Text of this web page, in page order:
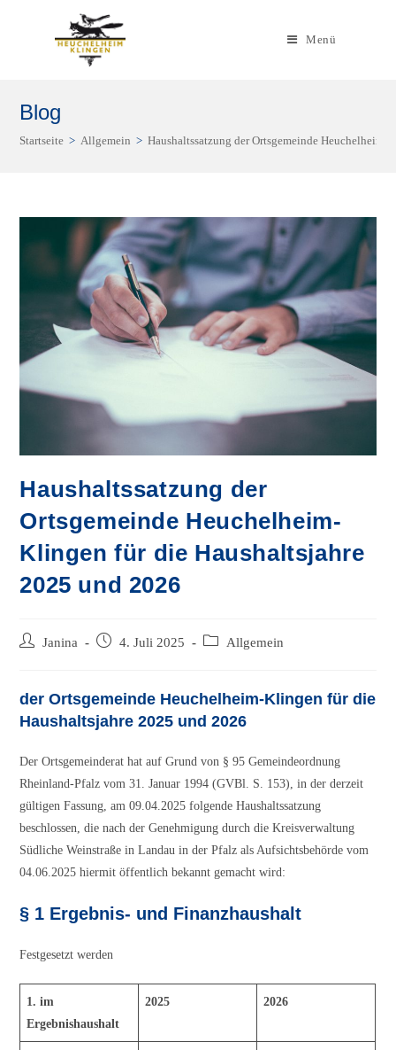
Menü
Blog
Startseite > Allgemein > Haushaltssatzung der Ortsgemeinde
Haushaltssatzung der
Ortsgemeinde Heuchelheim-
Klingen für die Haushaltsjahre
2025 und 2026
Beitrags-
Janina
Beitrag4. Juli 2025
Beitrags-Allgemein
der Ortsgemeinde Heuchelheim-Klingen für die
Haushaltsjahre 2025 und 2026
Der Ortsgemeinderat hat auf Grund von § 95 Gemeindeordnung
Rheinland-Pfalz vom 31. Januar 1994 (GVBl. S. 153), in der derzeit
gültigen Fassung, am 09.04.2025 folgende Haushaltssatzung
beschlossen, die nach der Genehmigung durch die Kreisverwaltung
Südliche Weinstraße in Landau in der Pfalz als Aufsichtsbehörde vom
04.06.2025 hiermit öffentlich bekannt gemacht wird:
§ 1 Ergebnis- und Finanzhaushalt
Festgesetzt werden
1. im
Ergebnishaushalt
2025 2026